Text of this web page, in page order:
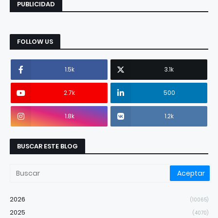
PUBLICIDAD
FOLLOW US
1.5k 3.1k
2.7k 500
1.8k 1.2k
BUSCAR ESTE BLOG
2026 (10065)
2025 (4070)